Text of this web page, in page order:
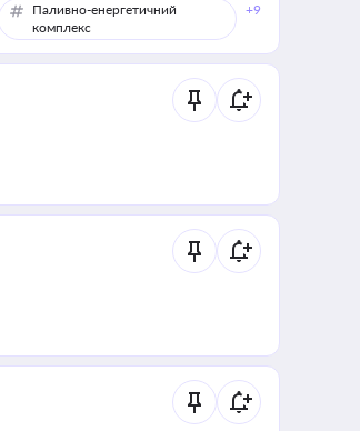
Паливно-енергетичний
комплекс
+9